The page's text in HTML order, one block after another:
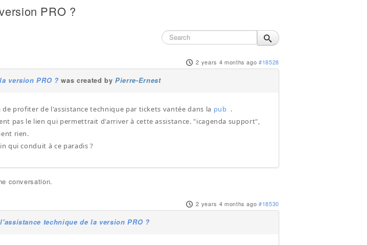
PRO ?
2 years 4 months ago #18528
version PRO ? was created byPierre-Ernest
de profiter de l'assistance technique par tickets vantée dans la pub .
pas le lien qui permettrait d'arriver à cette assistance. "icagenda support",
rien.
qui conduit à ce paradis ?
conversation.
2 years 4 months ago #18530
technique de la version PRO ?